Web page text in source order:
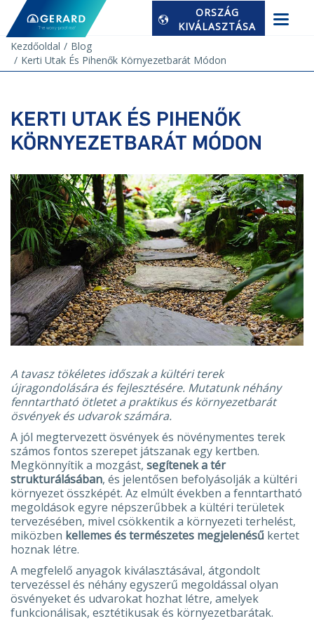
ORSZÁG
KIVÁLASZTÁSA
Kezdőoldal
Blog
Kerti Utak És Pihenők Környezetbarát Módon
KERTI UTAK ÉS PIHENŐK
KÖRNYEZETBARÁT MÓDON
A tavasz tökéletes időszak a kültéri terek
újragondolására és fejlesztésére. Mutatunk néhány
fenntartható ötletet a praktikus és környezetbarát
ösvények és udvarok számára.
A jól megtervezett ösvények és növénymentes terek
számos fontos szerepet játszanak egy kertben.
Megkönnyítik a mozgást, segítenek a tér
strukturálásában, és jelentősen befolyásolják a kültéri
környezet összképét. Az elmúlt években a fenntartható
megoldások egyre népszerűbbek a kültéri területek
tervezésében, mivel csökkentik a környezeti terhelést,
miközben kellemes és természetes megjelenésű kertet
hoznak létre.
A megfelelő anyagok kiválasztásával, átgondolt
tervezéssel és néhány egyszerű megoldással olyan
ösvényeket és udvarokat hozhat létre, amelyek
funkcionálisak, esztétikusak és környezetbarátak.